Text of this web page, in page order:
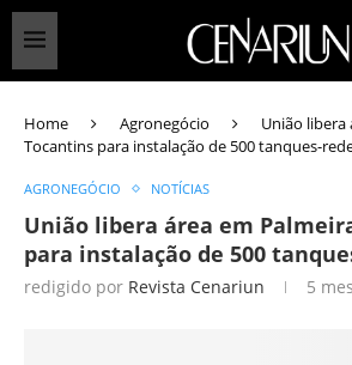
Home Agronegócio
União libera
Tocantins para instalação de 500 tanques-
AGRONEGÓCIO NOTÍCIAS
União libera área em
para instalação de 500
redigido por Revista Cenariun 5